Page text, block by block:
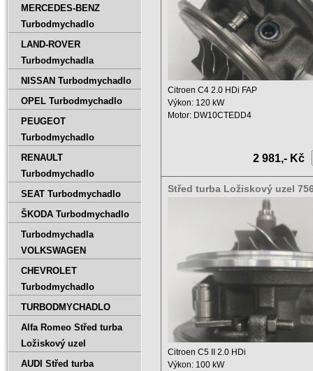
Citroen C4 2.0 HDi FAP
Výkon: 120 kW
Motor: DW10CTEDD4
2 981,- Kč
Střed turba Ložiskový uzel
Citroen C5 II 2.0 HDi
Výkon: 100 kW
MERCEDES-BENZ
Turbodmychadlo
LAND-ROVER
Turbodmychadla
NISSAN Turbodmychadlo
OPEL Turbodmychadlo
PEUGEOT
Turbodmychadlo
RENAULT
Turbodmychadlo
SEAT Turbodmychadlo
ŠKODA Turbodmychadlo
Turbodmychadla
VOLKSWAGEN
CHEVROLET
Turbodmychadlo
TURBODMYCHADLO
Alfa Romeo Střed turba
Ložiskový uzel
AUDI Střed turba